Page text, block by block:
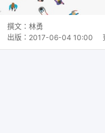
撰文： 林勇
出版： 2017-06-04 10:00